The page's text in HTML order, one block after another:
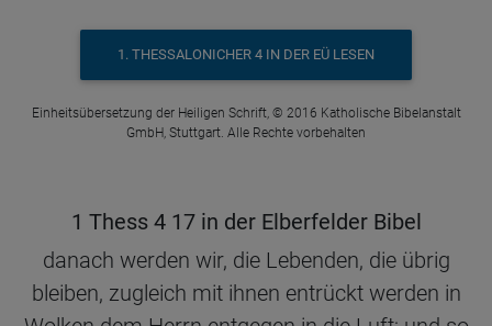
1. THESSALONICHER 4 IN DER EÜ LESEN
Einheitsübersetzung der Heiligen Schrift, © 2016 Katholische Bibelanstalt
GmbH, Stuttgart. Alle Rechte vorbehalten
1 Thess 4 17 in der Elberfelder Bibel
danach werden wir, die Lebenden, die übrig
bleiben, zugleich mit ihnen entrückt werden in